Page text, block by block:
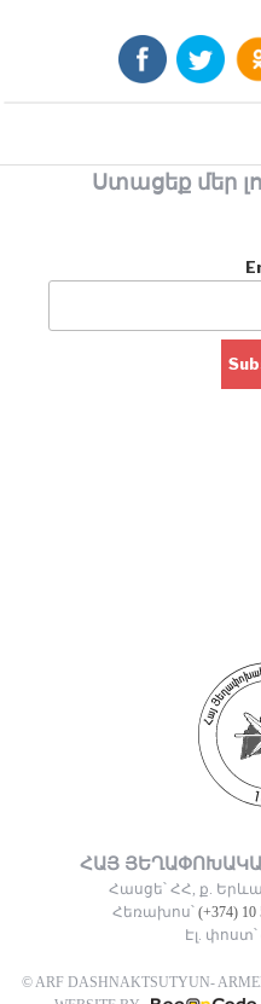
Ստացեք մեր
ՀԱՅ
Հասցե՝ ՀՀ, ք.
Հեռախոս՝ (+374) 10
Էլ. փոստ՝
© ARF DASHNAKTSUTYUN-